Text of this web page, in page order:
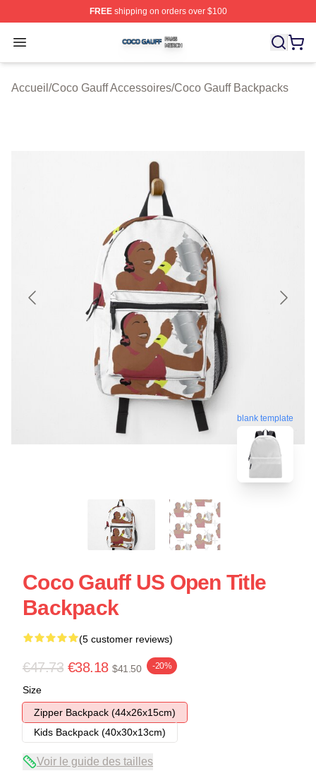
FREEshipping on orders over $100
Open menu
Coco Gauff Shop ⚡️ Officially Licensed Coco Gauff
Accueil /Coco Gauff Accessoires/Coco Gauff Backpacks
blank template
Coco Gauff US Open Title
Backpack
(5 customer reviews)
€47.73 €38.18 $41.50 -20%
Size
Zipper Backpack (44x26x15cm)
Kids Backpack (40x30x13cm)
Voir le guide des tailles